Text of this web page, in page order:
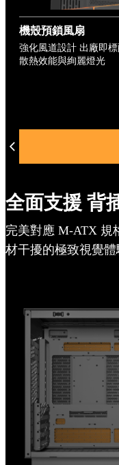
機殼預鎖風扇
強化風道設計 出廠即
散熱效能與絢麗燈光
全面支援 背
完美對應 M-ATX 規
材干擾的極致視覺體